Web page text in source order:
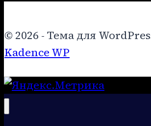
© 2026 - Тема для
Kadence WP